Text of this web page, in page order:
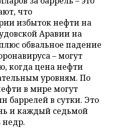
что
избыток нефти на
Аравии на
обвальное падение
– могут
когда цена нефти
уровням. По
в мире могут
баррелей в сутки. Это
и каждый седьмой
недр.